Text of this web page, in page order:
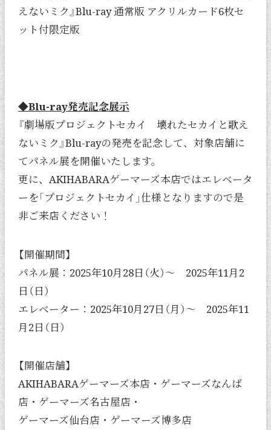
えないミク』Blu-ray 通常版 アクリルカード6枚セ
ット付限定版
◆Blu-ray発売記念展示
『劇場版プロジェクトセカイ 壊れたセカイと歌え
ないミク』Blu-rayの発売を記念して、対象店舗に
てパネル展を開催いたします。
更に、AKIHABARAゲーマーズ本店ではエレベータ
ーを「プロジェクトセカイ」仕様となりますので是
非ご来店ください！
【開催期間】
パネル展：2025年10月28日（火）～ 2025年11月2
日（日）
エレベーター：2025年10月27日（月）～ 2025年11
月2日（日）
【開催店舗】
AKIHABARAゲーマーズ本店・ゲーマーズなんば
店・ゲーマーズ名古屋店・
ゲーマーズ仙台店・ゲーマーズ博多店